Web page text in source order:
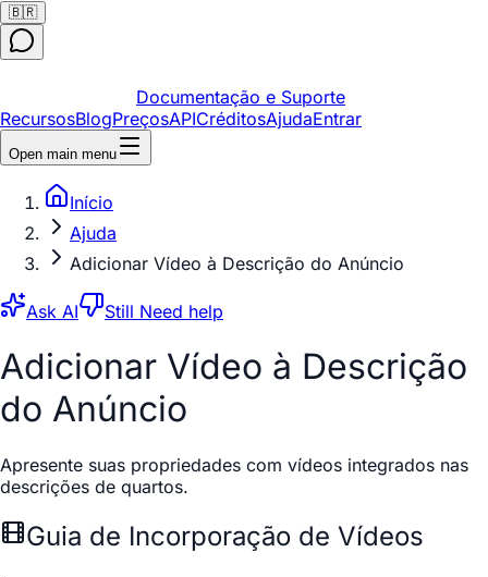
🇧🇷
Documentação e Suporte
RecursosBlogPreçosAPICréditosAjudaEntrar
Open main menu
Início
Ajuda
Adicionar Vídeo à Descrição do Anúncio
Ask AI Still Need help
Adicionar Vídeo à Descrição
do Anúncio
Apresente suas propriedades com vídeos integrados nas
descrições de quartos.
Guia de Incorporação de Vídeos